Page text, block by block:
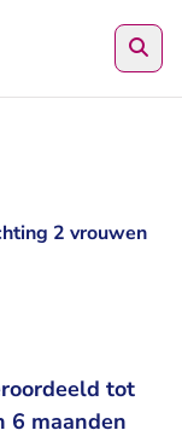
2 vrouwen
tot
6 maanden